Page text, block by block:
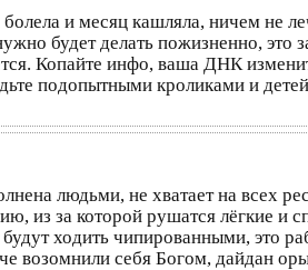
и месяц кашляла, ничем не
будет делать пожизненно, это
Копайте инфо, ваша ДНК
подопытными кроликами и
людьми, не хватает на всех
из за которой рушатся лёгкие и
ходить чипированными, это
возомнили себя Богом, дайдан